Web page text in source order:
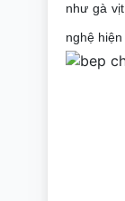
như gà
nghệ hiện